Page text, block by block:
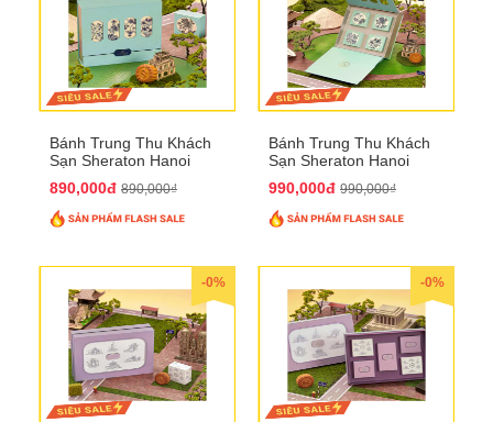
Bánh Trung Thu Khách
Sạn Sheraton Hanoi
890,000đ 890,000₫
Bánh Trung Thu Khách
Sạn Sheraton Hanoi
990,000đ 990,000₫
-0% -0%